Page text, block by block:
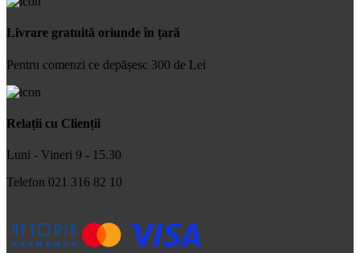
Livrare gratuită oriunde în țară
Pentru comenzi ce depășesc 300 de Lei
Relații cu Clienții
Luni - Vineri 9 - 15.30
Telefon 021 316 82 10